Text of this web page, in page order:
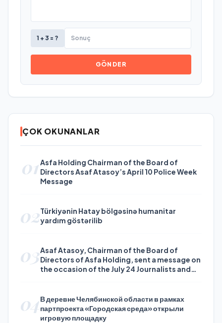
1 + 3 = ?
GÖNDER
ÇOK OKUNANLAR
01Asfa Holding Chairman of the Board of
Directors Asaf Atasoy’s April 10 Police Week
Message
02Türkiyənin Hatay bölgəsinə humanitar
yardım göstərilib
03Asaf Atasoy, Chairman of the Board of
Directors of Asfa Holding, sent a message on
the occasion of the July 24 Journalists and
04В деревне Челябинской области в рамках
партпроекта «Городская среда» открыли
игровую площадку